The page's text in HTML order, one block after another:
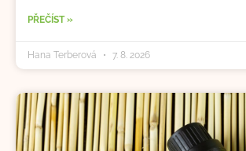
PŘEČÍST »
Hana Terberová 7. 8. 2026